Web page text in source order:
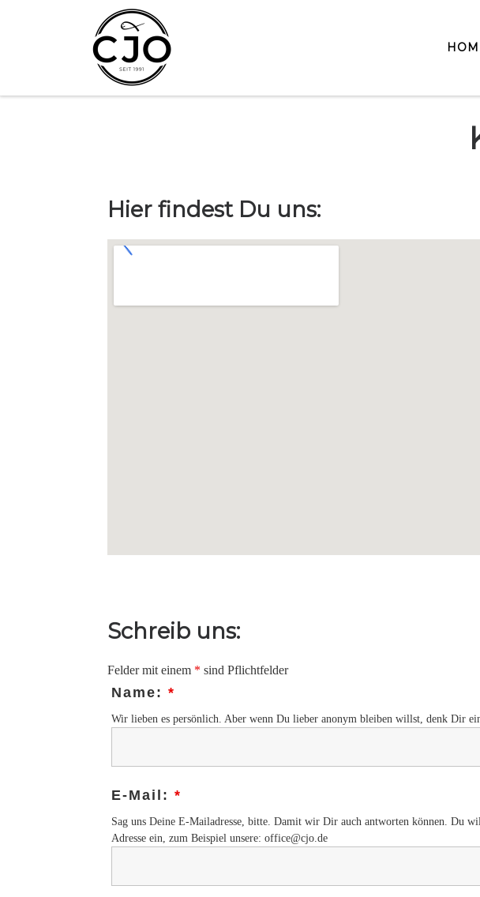
Zum Inhalt springen
Hier findest Du uns:
Schreib uns:
Felder mit einem * sind Pflichtfelder
Name: *
Wir lieben es persönlich. Aber wenn Du lieber anonym bleiben willst, denk Dir
E-Mail: *
Sag uns Deine E-Mailadresse, bitte. Damit wir Dir auch antworten können. Du
Adresse ein, zum Beispiel unsere: office@cjo.de